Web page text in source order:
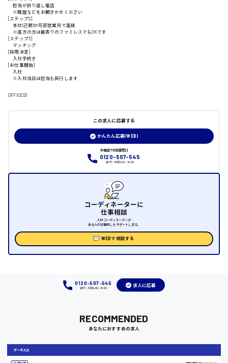
山口県
大竹市
大阪府
日給制すべて
担当が折り返し電話
※職歴などをお聞きかせください
[ステップ2]
本社(己斐)か可部営業所で面接
※遠方の方は最寄りのファミレスでもOKです
[ステップ3]
マッチング
[採用決定]
入社手続き
[お仕事開始]
入社
※入社当日は担当も同行します
OFFICE03
この求人に応募する
かんたん応募(WEB)
お電話での応募窓口
0120-507-545
受付：平日9:00 - 18:00
コーディネーターに
仕事相談
人材コーディネーターが
あなたの仕事探しをサポートします。
WEBで相談する
0120-507-545
受付：平日9:00 - 18:00
求人に応募
RECOMMENDED
あなたにおすすめの求人
データ入力